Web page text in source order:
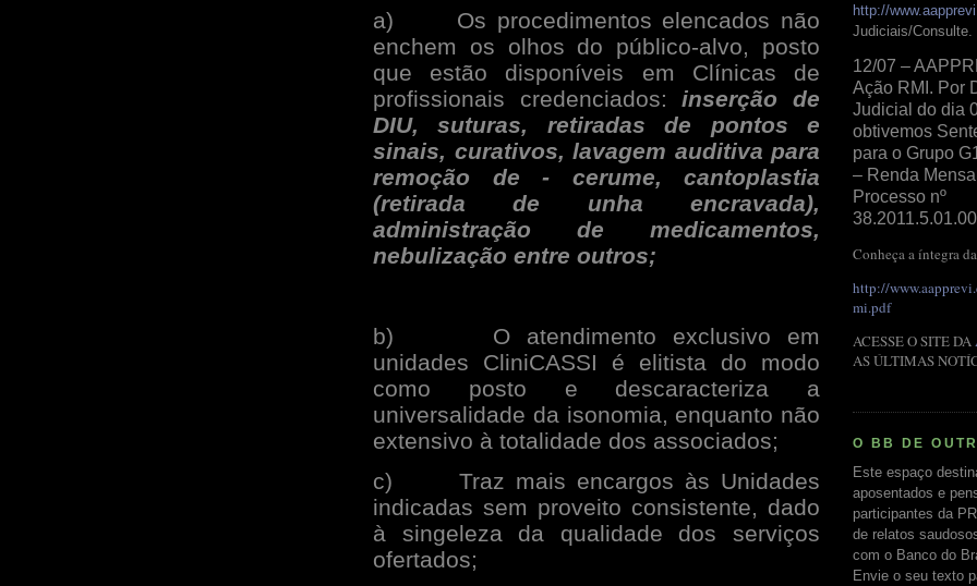
a)
Os procedimentos elencados não
enchem os olhos do público-alvo, posto
que estão disponíveis em Clínicas de
profissionais credenciados:inserção de
DIU, suturas, retiradas de pontos e
sinais, curativos, lavagem auditiva para
remoção de - cerume, cantoplastia
(retirada de unha encravada),
administração de medicamentos,
nebulização entre outros;
b)
O atendimento exclusivo em
unidades CliniCASSI é elitista do modo
como posto e descaracteriza a
universalidade da isonomia, enquanto não
extensivo à totalidade dos associados;
c)
Traz mais encargos às Unidades
indicadas sem proveito consistente, dado
à singeleza da qualidade dos serviços
ofertados;
http://
Judiciais/Consulte.
12/07 –
Ação RMI. Por
Judicial do dia
obtivemos
para o Grupo
– Renda
Processo nº
Conheça a íntegra
http://
mi.pdf
ACESSE O SITE DA
AS ÚLTIMAS
O BB DE
Este espaço
aposentados e
participantes da
de relatos
com o Banco do
Envie o seu texto